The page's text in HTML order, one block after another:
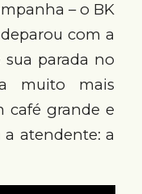
– o BK
com a
sua parada no
muito mais
café grande e
atendente: a